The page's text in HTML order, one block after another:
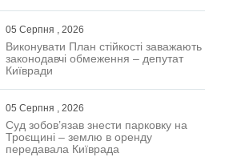
05 Серпня , 2026
Виконувати План стійкості заважають
законодавчі обмеження – депутат
Київради
05 Серпня , 2026
Суд зобов’язав знести парковку на
Троєщині – землю в оренду
передавала Київрада